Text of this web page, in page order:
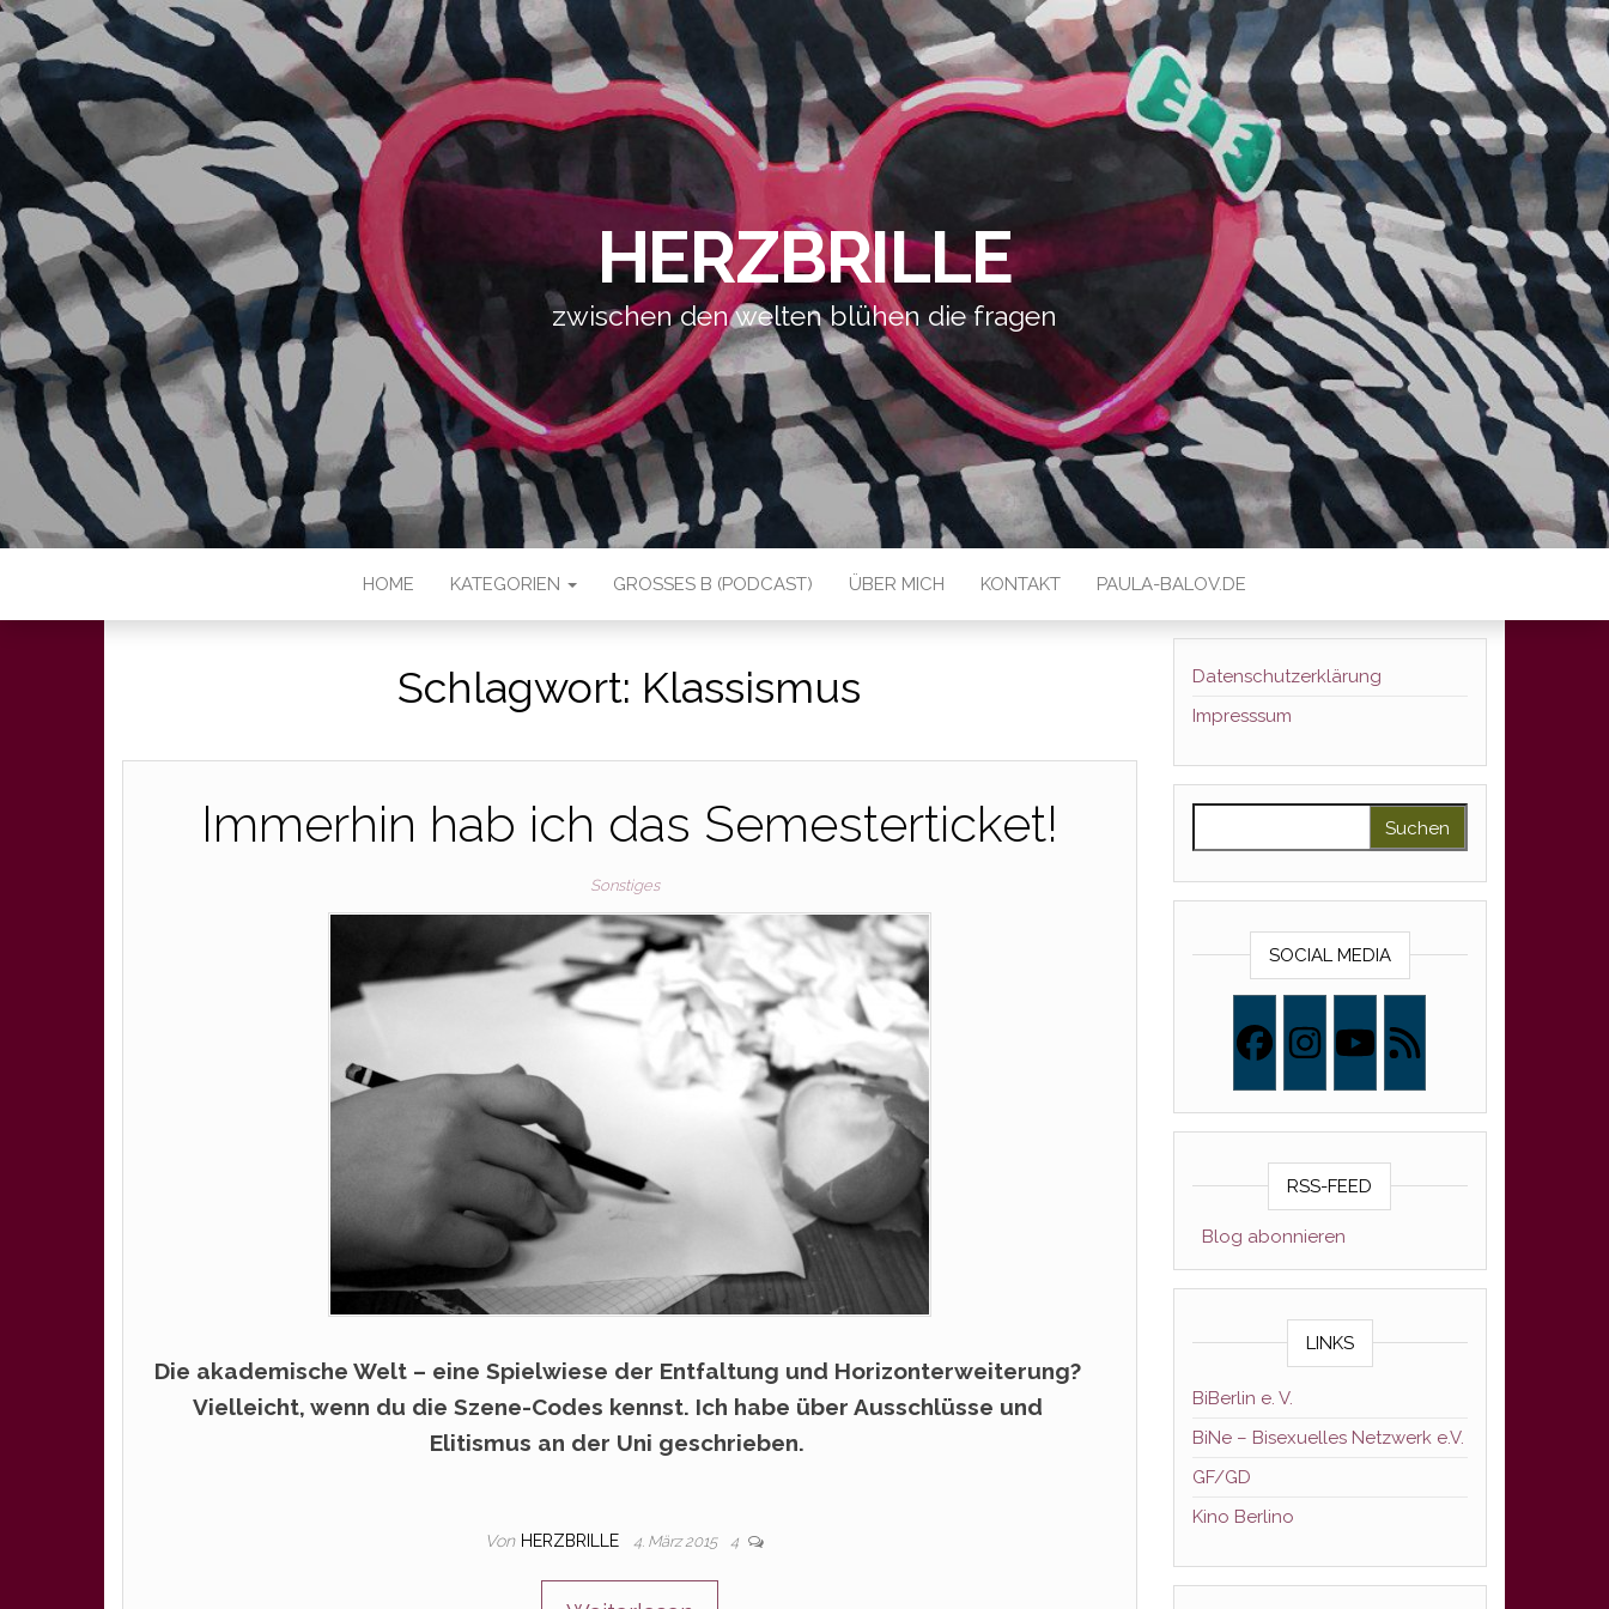
HERZBRILLE
zwischen den welten blühen die fragen
HOME KATEGORIEN GROSSES B (PODCAST) ÜBER MICH KONTAKT PAULA-BALOV.DE
Schlagwort: Klassismus
Immerhin hab ich das Semesterticket!
Sonstiges
Die akademische Welt – eine Spielwiese der Entfaltung und Horizonterweiterung?
Vielleicht, wenn du die Szene-Codes kennst. Ich habe über Ausschlüsse und
Elitismus an der Uni geschrieben.
Von HERZBRILLE 4. März 2015 4
Datenschutzerklärung
Impresssum
SOCIAL MEDIA
RSS-FEED
Blog abonnieren
LINKS
BiBerlin e. V.
BiNe – Bisexuelles Netzwerk e.V.
GF/GD
Kino Berlino